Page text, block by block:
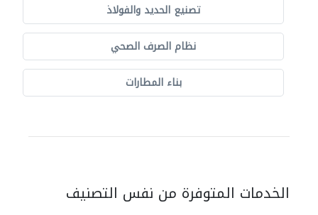
تصنيع الحديد والفولاذ
نظام الصرف الصحي
بناء المطارات
الخدمات المتوفرة من نفس التصنيف